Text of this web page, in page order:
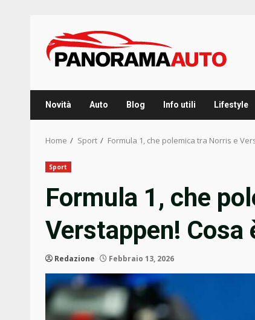
content
Novità Auto Blog Info utili Lifestyle
Home Sport Formula 1, che polemica tra Norris e
Sport
Formula 1, che
Verstappen! Cosa
Redazione Febbraio 13, 2026